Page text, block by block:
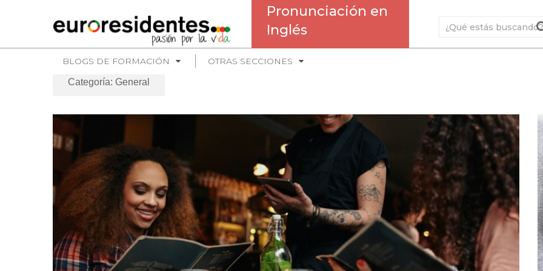
Pronunciación en
Inglés
BLOGS DE FORMACIÓN OTRAS SECCIONES
Categoría: General